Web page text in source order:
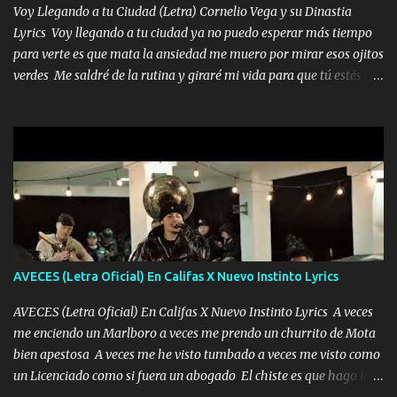
tenerte aquí espero que quiera...
Voy Llegando a tu Ciudad (Letra) Cornelio Vega y su Dinastia
Lyrics Voy llegando a tu ciudad ya no puedo esperar más tiempo
para verte es que mata la ansiedad me muero por mirar esos ojitos
verdes Me saldré de la rutina y giraré mi vida para que tú estés en
solo yo tendre el candado 🔒 del amor ❤️ Música Mil y un besos
para dar ya estando en tu ciudad no habrá quien lo detenga si las
copas van de más vayamos a un lugar y cerremos las puertas
Entre alcohol y besos se va incrementado el Fuego en esa
habitación ya no mires más el reloj Única por donde vas me curas
tú mi mal moviendo tu silueta no hay otra que te sea igual te ves
tan especial por eso es que me tientas Aquí estoy no dejaré que se
te acerque nadie porque solo yo tendre el candado 🔒 del a...
AVECES (Letra Oficial) En Califas X Nuevo Instinto Lyrics
AVECES (Letra Oficial) En Califas X Nuevo Instinto Lyrics A veces
me enciendo un Marlboro a veces me prendo un churrito de Mota
bien apestosa A veces me he visto tumbado a veces me visto como
un Licenciado como si fuera un abogado El chiste es que hago lo